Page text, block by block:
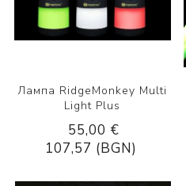
Лампа RidgeMonkey Multi
Light Plus
55,00 €
107,57 (BGN)